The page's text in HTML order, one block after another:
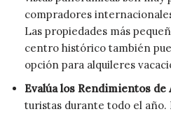
compradores
Las propiedades más
centro histórico también
opción para alquileres
Evalúa los Rendimientos de
turistas durante todo el año.